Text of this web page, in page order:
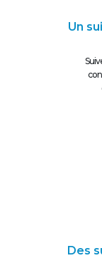
Un
Des